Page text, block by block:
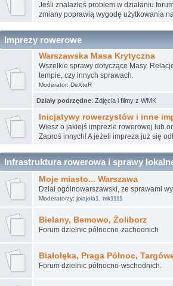
Jeśli znalazłeś problem w działaniu
zmiany poprawią wygodę użytkowania
Imprezy rowerowe
Warszawska Masa Krytyczna
Wszelkie sprawy dotyczące Masy.
tempie, czy innych sprawach.
Moderator: DeXteR
Działy podrzędne: Zdjęcia i filmy z WMK
Inicjatywy rowerzystów i inne
Wiesz o jakiejś imprezie rowerowej lub
Zaproś innych! A jeżeli impreza już się
Infrastruktura rowerowa i sprawy
Moje miasto... Warszawa
Dział ogólnowarszawski, ze sprawami
Moderatorzy: jolajola1 mk1111
Bielany, Bemowo, Żoliborz
Forum dzielnic północno-zachodnich
Białołęka, Praga Północ,
Forum dzielnic północno-wschodnich.